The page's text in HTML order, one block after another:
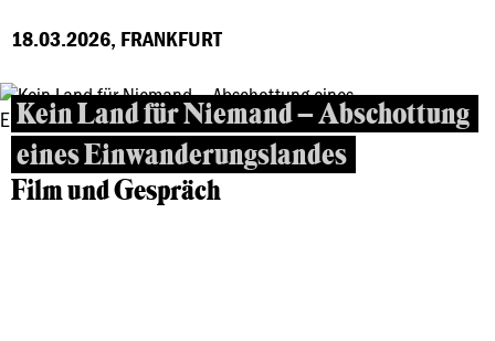
18.03.2026, FRANKFURT
Kein Land für Niemand – Abschottung
eines Einwanderungslandes
Film und Gespräch